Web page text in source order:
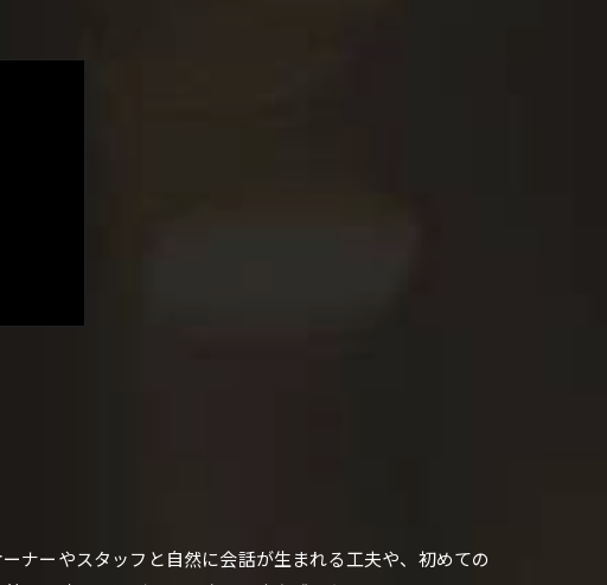
ナーやスタッフと自然に会話が生まれる工夫や、初めての